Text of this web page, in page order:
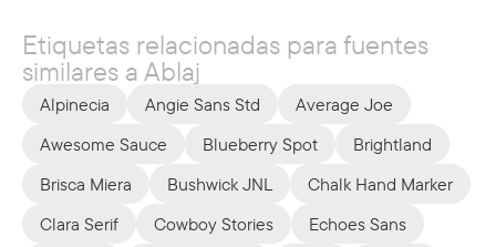
Etiquetas relacionadas para fuentes
similares a Ablaj
Alpinecia Angie Sans Std
Average Joe
Awesome Sauce
Blueberry Spot
Brightland
Brisca Miera
Bushwick JNL
Chalk Hand Marker
Clara Serif
Cowboy Stories
Echoes Sans